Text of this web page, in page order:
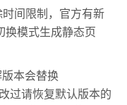
间限制，官方有新
换模式生成静态页
本会替换
过请恢复默认版本的